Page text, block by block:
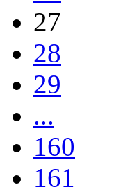
27
28
29
...
160
161